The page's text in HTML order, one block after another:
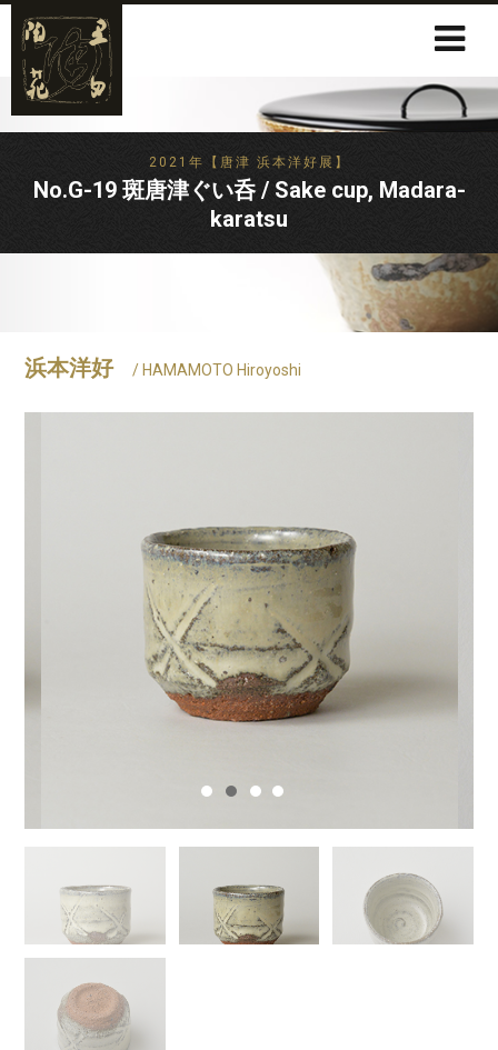
2021年【唐津 浜本洋好展】
No.G-19 斑唐津ぐい呑 / Sake cup, Madara-
karatsu
浜本洋好 / HAMAMOTO Hiroyoshi